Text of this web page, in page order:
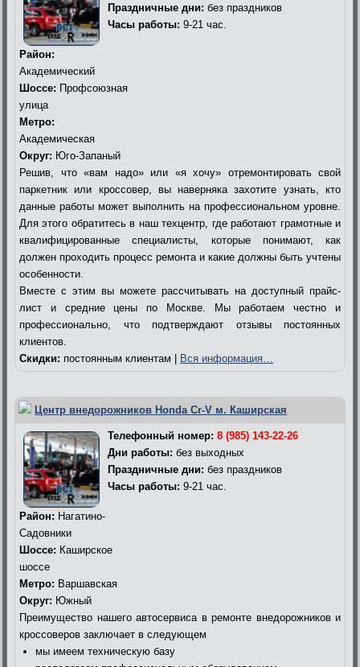
Праздничные дни: без праздников
Часы работы: 9-21 час.
Район:
Академический
Шоссе: Профсоюзная
улица
Метро:
Академическая
Округ: Юго-Запаный
Решив, что «вам надо» или «я хочу» отремонтировать свой
паркетник или кроссовер, вы наверняка захотите узнать, кто
данные работы может выполнить на профессиональном уровне.
Для этого обратитесь в наш техцентр, где работают грамотные и
квалифицированные специалисты, которые понимают, как
должен проходить процесс ремонта и какие должны быть учтены
особенности.
Вместе с этим вы можете рассчитывать на доступный прайс-
лист и средние цены по Москве. Мы работаем честно и
профессионально, что подтверждают отзывы постоянных
клиентов.
Скидки: постоянным клиентам | Вся информация…
Центр внедорожников Honda Cr-V м. Каширская
Телефонный номер: 8 (985) 143-22-26
Дни работы: без выходных
Праздничные дни: без праздников
Часы работы: 9-21 час.
Район: Нагатино-
Садовники
Шоссе: Каширское
шоссе
Метро: Варшавская
Округ: Южный
Преимущество нашего автосервиса в ремонте внедорожников и
кроссоверов заключает в следующем
мы имеем техническую базу